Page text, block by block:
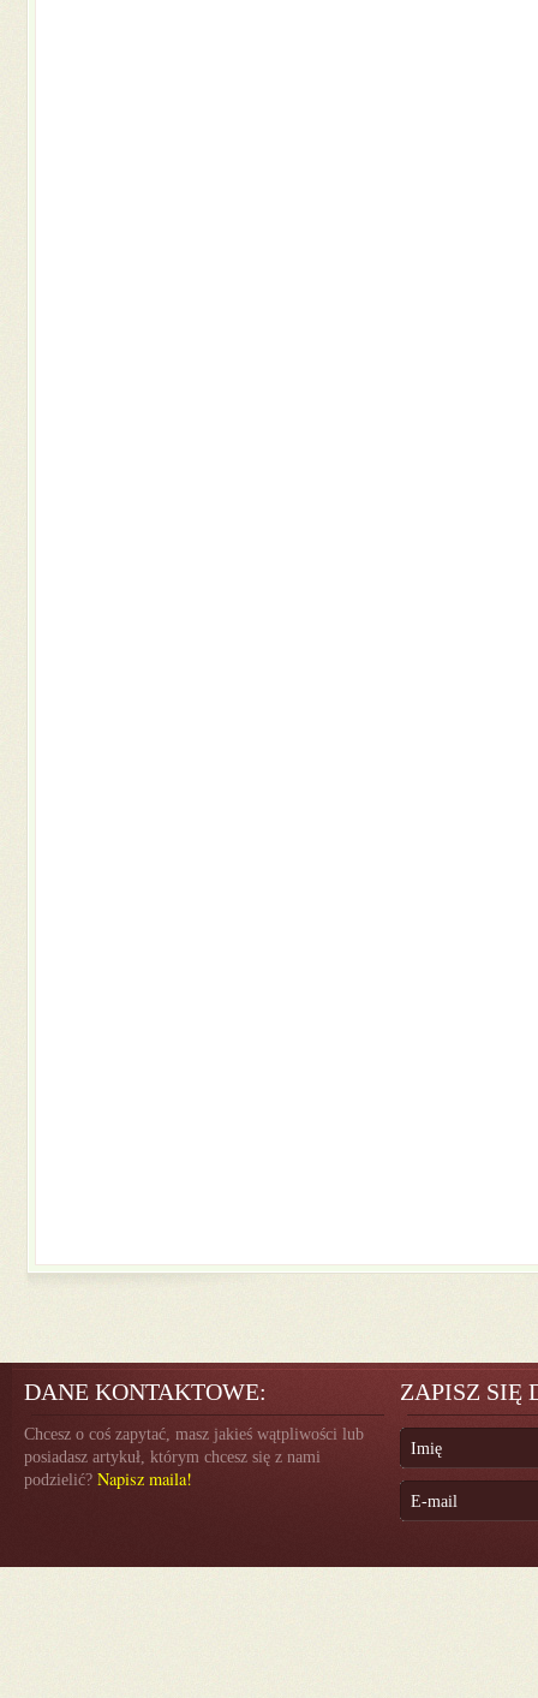
DANE KONTAKTOWE:
Chcesz o coś zapytać, masz jakieś wątpliwości lub
posiadasz artykuł, którym chcesz się z nami
podzielić? Napisz maila!
ZAPISZ SIĘ